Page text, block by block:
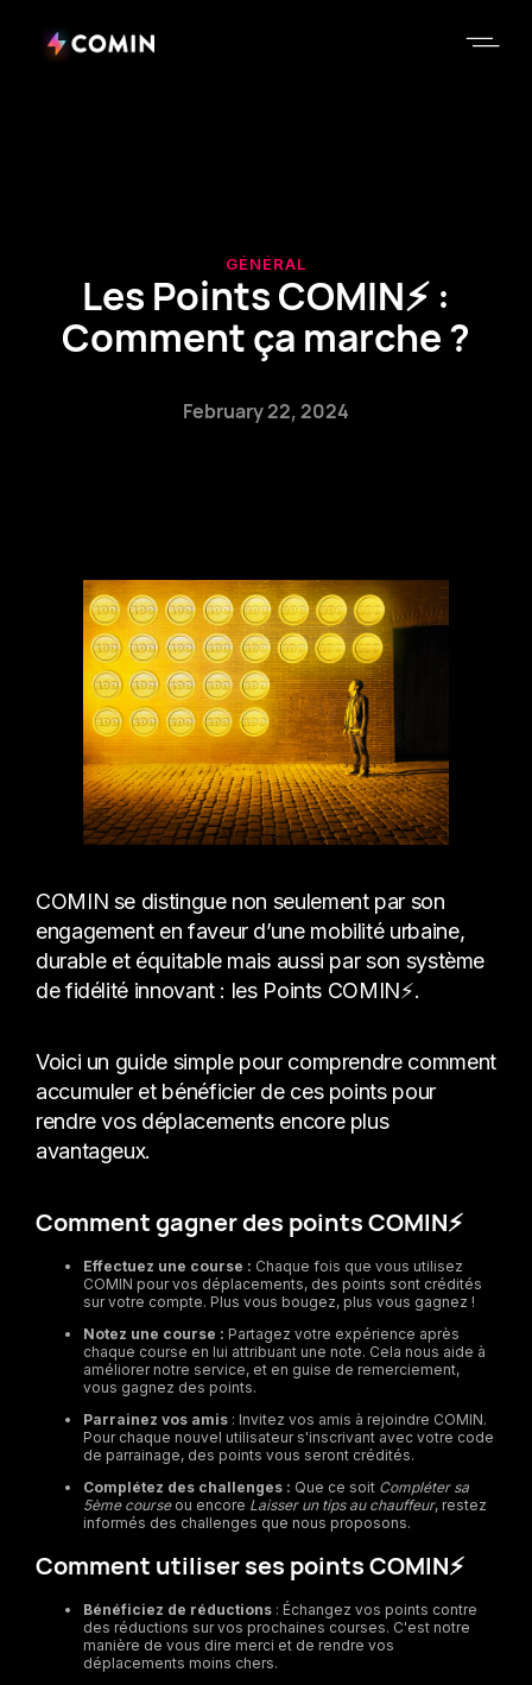
GÉNÉRAL
Les Points COMIN⚡️ :
Comment ça marche ?
February 22, 2024
COMIN se distingue non seulement par son
engagement en faveur d’une mobilité urbaine,
durable et équitable mais aussi par son système
de fidélité innovant : les Points COMIN⚡️.
Voici un guide simple pour comprendre comment
accumuler et bénéficier de ces points pour
rendre vos déplacements encore plus
avantageux.
Comment gagner des points COMIN⚡️
Effectuez une course : Chaque fois que vous utilisez
COMIN pour vos déplacements, des points sont crédités
sur votre compte. Plus vous bougez, plus vous gagnez !
Notez une course : Partagez votre expérience après
chaque course en lui attribuant une note. Cela nous aide à
améliorer notre service, et en guise de remerciement,
vous gagnez des points.
Parrainez vos amis : Invitez vos amis à rejoindre COMIN.
Pour chaque nouvel utilisateur s'inscrivant avec votre code
de parrainage, des points vous seront crédités.
Complétez des challenges : Que ce soit Compléter sa
5ème courseou encore Laisser un tips au chauffeur, restez
informés des challenges que nous proposons.
Comment utiliser ses points COMIN⚡
Bénéficiez de réductions : Échangez vos points contre
des réductions sur vos prochaines courses. C'est notre
manière de vous dire merci et de rendre vos
déplacements moins chers.